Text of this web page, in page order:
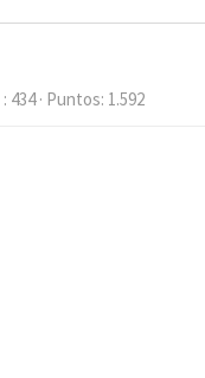
434 Puntos 1.592